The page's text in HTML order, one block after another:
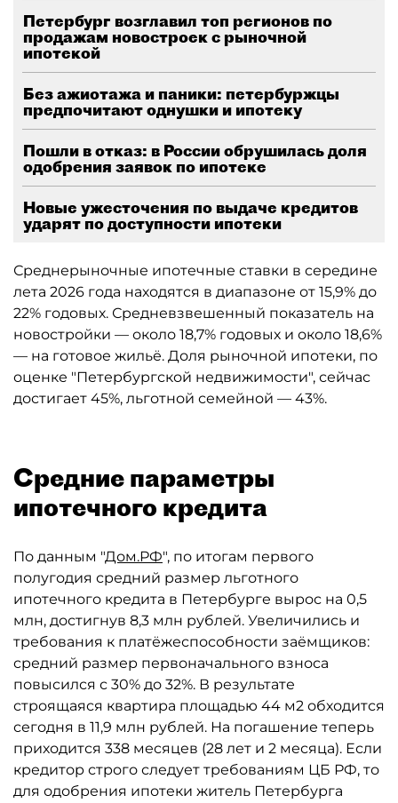
Петербург возглавил топ регионов по
продажам новостроек с рыночной
ипотекой
Без ажиотажа и паники: петербуржцы
предпочитают однушки и ипотеку
Пошли в отказ: в России обрушилась доля
одобрения заявок по ипотеке
Новые ужесточения по выдаче кредитов
ударят по доступности ипотеки
Среднерыночные ипотечные ставки в середине
лета 2026 года находятся в диапазоне от 15,9% до
22% годовых. Средневзвешенный показатель на
новостройки — около 18,7% годовых и около 18,6%
— на готовое жильё. Доля рыночной ипотеки, по
оценке "Петербургской недвижимости", сейчас
достигает 45%, льготной семейной — 43%.
Средние параметры
ипотечного кредита
По данным "Дом.РФ", по итогам первого
полугодия средний размер льготного
ипотечного кредита в Петербурге вырос на 0,5
млн, достигнув 8,3 млн рублей. Увеличились и
требования к платёжеспособности заёмщиков:
средний размер первоначального взноса
повысился с 30% до 32%. В результате
строящаяся квартира площадью 44 м2 обходится
сегодня в 11,9 млн рублей. На погашение теперь
приходится 338 месяцев (28 лет и 2 месяца). Если
кредитор строго следует требованиям ЦБ РФ, то
для одобрения ипотеки житель Петербурга